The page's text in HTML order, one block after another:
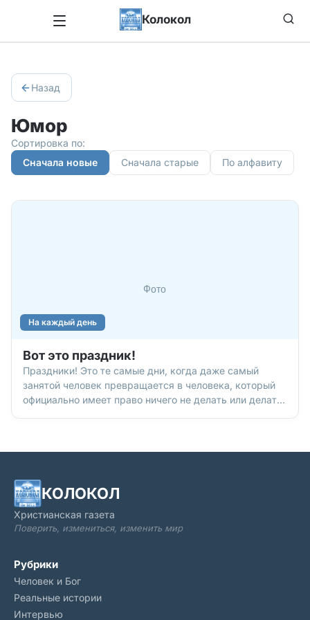
Колокол
Назад
Юмор
Сортировка по:
Сначала новые
Сначала старые По алфавиту
На каждый день
Вот это праздник!
Праздники! Это те самые дни, когда даже самый
занятой человек превращается в человека, который
официально имеет право ничего не делать или делать
Отпразднуем?
КОЛОКОЛ
Христианская газета
Поверить, измениться, изменить мир
Рубрики
Человек и Бог
Реальные истории
Интервью